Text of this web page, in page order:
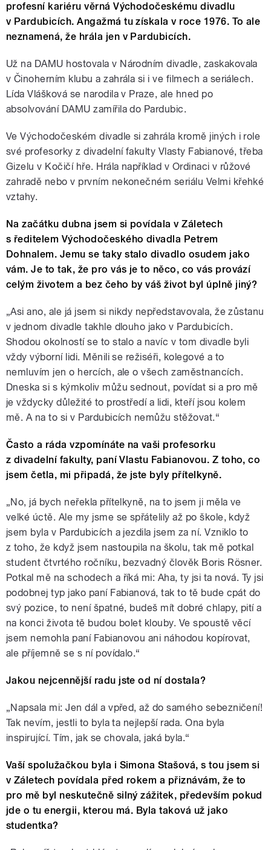
profesní kariéru věrná Východočeskému divadlu
v Pardubicích. Angažmá tu získala v roce 1976. To ale
neznamená, že hrála jen v Pardubicích.
Už na DAMU hostovala v Národním divadle, zaskakovala
v Činoherním klubu a zahrála si i ve filmech a seriálech.
Lída Vlášková se narodila v Praze, ale hned po
absolvování DAMU zamířila do Pardubic.
Ve Východočeském divadle si zahrála kromě jiných i role
své profesorky z divadelní fakulty Vlasty Fabianové, třeba
Gizelu v Kočičí hře. Hrála například v Ordinaci v růžové
zahradě nebo v prvním nekonečném seriálu Velmi křehké
vztahy.
Na začátku dubna jsem si povídala v Záletech
s ředitelem Východočeského divadla Petrem
Dohnalem. Jemu se taky stalo divadlo osudem jako
vám. Je to tak, že pro vás je to něco, co vás provází
celým životem a bez čeho by váš život byl úplně jiný?
„Asi ano, ale já jsem si nikdy nepředstavovala, že zůstanu
v jednom divadle takhle dlouho jako v Pardubicích.
Shodou okolností se to stalo a navíc v tom divadle byli
vždy výborní lidi. Měnili se režiséři, kolegové a to
nemluvím jen o hercích, ale o všech zaměstnancích.
Dneska si s kýmkoliv můžu sednout, povídat si a pro mě
je vždycky důležité to prostředí a lidi, kteří jsou kolem
mě. A na to si v Pardubicích nemůžu stěžovat.“
Často a ráda vzpomínáte na vaši profesorku
z divadelní fakulty, paní Vlastu Fabianovou. Z toho, co
jsem četla, mi připadá, že jste byly přítelkyně.
„No, já bych neřekla přítelkyně, na to jsem ji měla ve
velké úctě. Ale my jsme se spřátelily až po škole, když
jsem byla v Pardubicích a jezdila jsem za ní. Vzniklo to
z toho, že když jsem nastoupila na školu, tak mě potkal
student čtvrtého ročníku, bezvadný člověk Boris Rösner.
Potkal mě na schodech a říká mi: Aha, ty jsi ta nová. Ty jsi
podobnej typ jako paní Fabianová, tak to tě bude cpát do
svý pozice, to není špatné, budeš mít dobré chlapy, pití a
na konci života tě budou bolet klouby. Ve spoustě věcí
jsem nemohla paní Fabianovou ani náhodou kopírovat,
ale příjemně se s ní povídalo.“
Jakou nejcennější radu jste od ní dostala?
„Napsala mi: Jen dál a vpřed, až do samého sebezničení!
Tak nevím, jestli to byla ta nejlepší rada. Ona byla
inspirující. Tím, jak se chovala, jaká byla.“
Vaší spolužačkou byla i Simona Stašová, s tou jsem si
v Záletech povídala před rokem a přiznávám, že to
pro mě byl neskutečně silný zážitek, především pokud
jde o tu energii, kterou má. Byla taková už jako
studentka?